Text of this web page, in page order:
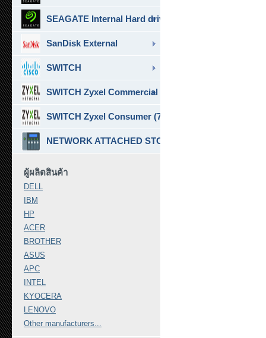
SEAGATE Internal Hard drive
SanDisk External
SWITCH
SWITCH Zyxel Commercial
SWITCH Zyxel Consumer (7)
NETWORK ATTACHED STORAGE ( NAS ) (7)
ผู้ผลิตสินค้า
DELL
IBM
HP
ACER
BROTHER
ASUS
APC
INTEL
KYOCERA
LENOVO
Other manufacturers...